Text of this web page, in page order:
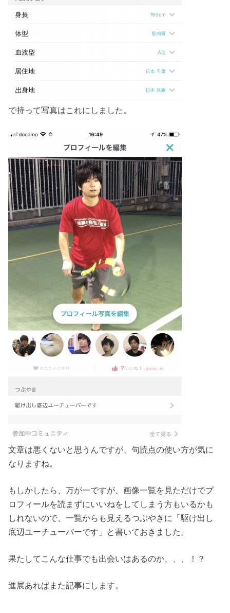
で持って写真はこれにしました。
文章は悪くないと思うんですが、句読点の使い方が気に
なりますね。
もしかしたら、万が一ですが、画像一覧を見ただけでプ
ロフィールを読まずにいいねをしてしまう方もいるかも
しれないので、一覧からも見えるつぶやきに「駆け出し
底辺ユーチューバーです」と書いておきました。
果たしてこんな仕事でも出会いはあるのか、、、！？
進展あればまた記事にします。